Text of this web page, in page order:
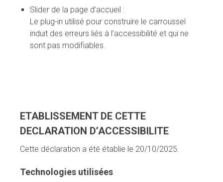
Slider de la page d’accueil :
Le plug-in utilisé pour construire le carroussel
induit des erreurs liés à l’accessibilité et qui ne
sont pas modifiables.
ETABLISSEMENT DE CETTE
DECLARATION D’ACCESSIBILITE
Cette déclaration a été établie le 20/10/2025.
Technologies utilisées